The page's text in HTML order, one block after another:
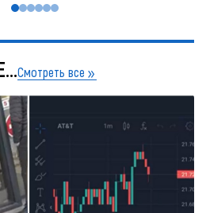
Смотреть все